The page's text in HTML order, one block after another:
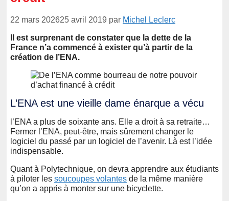
22 mars 202625 avril 2019 par Michel Leclerc
Il est surprenant de constater que la dette de la
France n’a commencé à exister qu’à partir de la
création de l’ENA.
L’ENA est une vieille dame énarque a vécu
l’ENA a plus de soixante ans. Elle a droit à sa retraite…
Fermer l’ENA, peut-être, mais sûrement changer le
logiciel du passé par un logiciel de l’avenir. Là est l’idée
indispensable.
Quant à Polytechnique, on devra apprendre aux étudiants
à piloter les soucoupes volantes de la même manière
qu’on a appris à monter sur une bicyclette.